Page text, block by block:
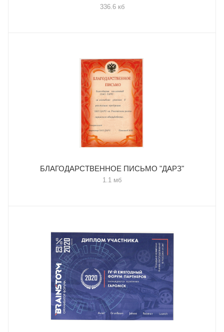
336.6 кб
БЛАГОДАРСТВЕННОЕ ПИСЬМО "ДАРЗ"
1.1 мб